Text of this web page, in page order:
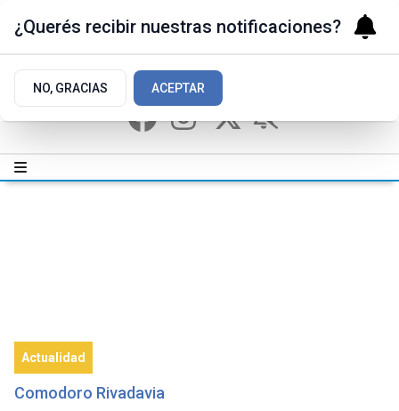
Actualidad
Comodoro Rivadavia
¿Querés recibir nuestras notificaciones?
NO, GRACIAS ACEPTAR